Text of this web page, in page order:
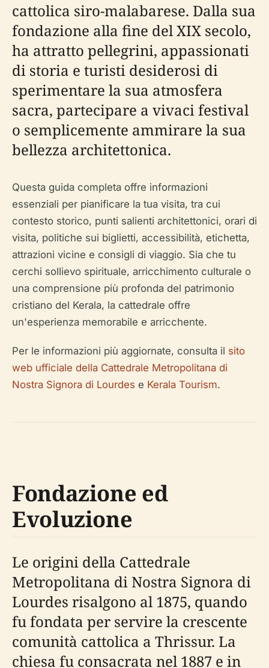
cattolica siro-malabarese. Dalla sua
fondazione alla fine del XIX secolo,
ha attratto pellegrini, appassionati
di storia e turisti desiderosi di
sperimentare la sua atmosfera
sacra, partecipare a vivaci festival
o semplicemente ammirare la sua
bellezza architettonica.
Questa guida completa offre informazioni
essenziali per pianificare la tua visita, tra cui
contesto storico, punti salienti architettonici, orari di
visita, politiche sui biglietti, accessibilità, etichetta,
attrazioni vicine e consigli di viaggio. Sia che tu
cerchi sollievo spirituale, arricchimento culturale o
una comprensione più profonda del patrimonio
cristiano del Kerala, la cattedrale offre
un'esperienza memorabile e arricchente.
Per le informazioni più aggiornate, consulta il sito
web ufficiale della Cattedrale Metropolitana di
Nostra Signora di Lourdes e Kerala Tourism.
Fondazione ed
Evoluzione
Le origini della Cattedrale
Metropolitana di Nostra Signora di
Lourdes risalgono al 1875, quando
fu fondata per servire la crescente
comunità cattolica a Thrissur. La
chiesa fu consacrata nel 1887 e in